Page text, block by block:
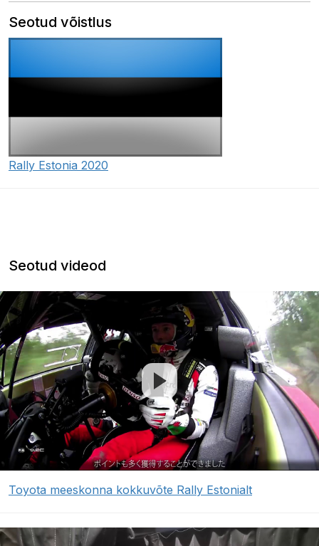
Seotud võistlus
Rally Estonia 2020
Seotud videod
Toyota meeskonna kokkuvõte Rally Estonialt